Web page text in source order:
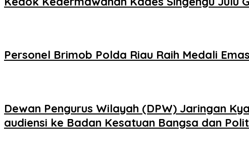
Personel Brimob Polda Riau Raih Medali
Dewan Pengurus Wilayah (DPW) Jaringan
audiensi ke Badan Kesatuan Bangsa dan